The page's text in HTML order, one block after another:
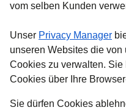
vom selben Kunden
Unser Privacy Manager
unseren Websites die von
Cookies zu verwalten.
Cookies über Ihre
Sie dürfen Cookies